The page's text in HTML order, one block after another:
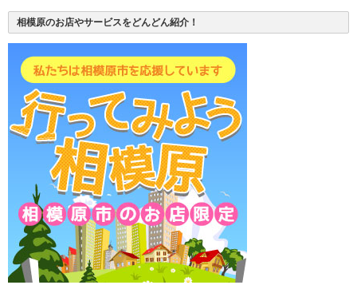
相模原のお店やサービスをどんどん紹介！